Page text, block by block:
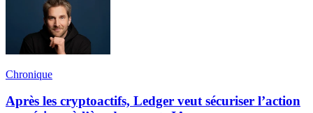
Chronique
Après les cryptoactifs, Ledger veut sécuriser l’action